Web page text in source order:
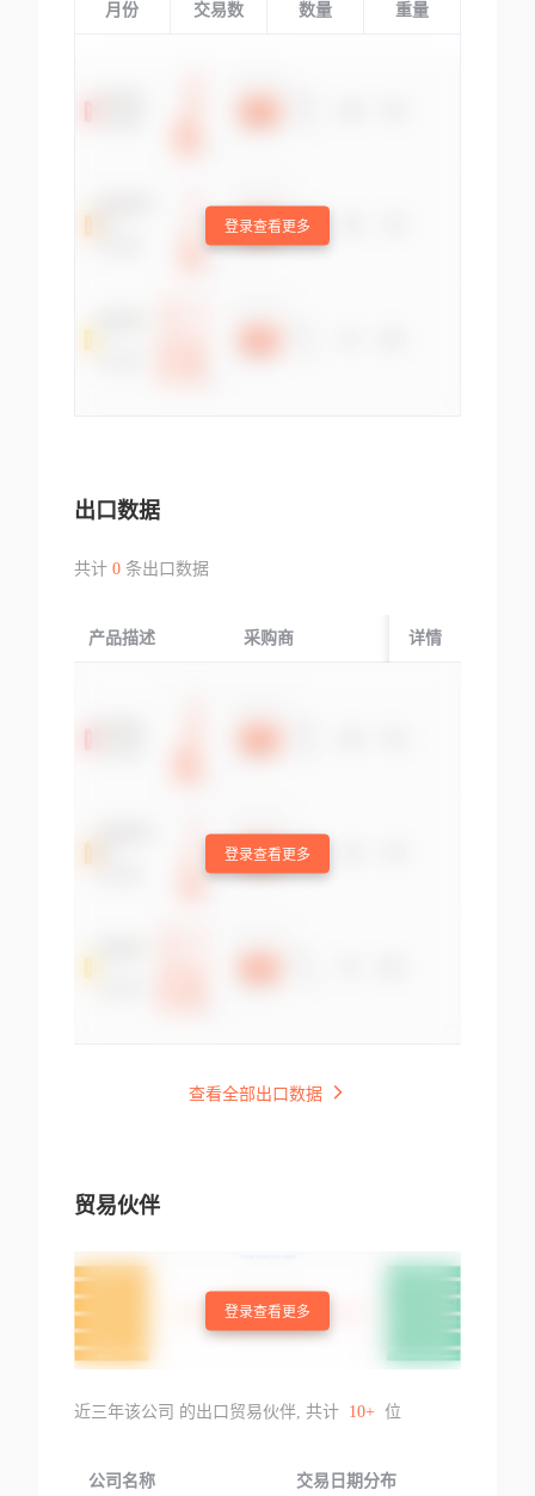
月份 交易数 数量 重量
登录查看更多
出口数据
共计 0条出口数据
产品描述 采购商 起运国/地区
详情
登录查看更多
查看全部出口数据
贸易伙伴
登录查看更多
近三年该公司 的出口贸易伙伴, 共计 10+ 位
公司名称 交易日期分布